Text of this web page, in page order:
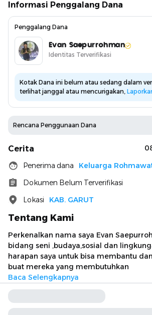
Informasi Penggalang Dana
Penggalang Dana
Evan Saepurrohman
Identitas Terverifikasi
Kotak Dana ini belum atau sedang dalam
terlihat janggal atau mencurigakan,
Rencana Penggunaan Dana
Cerita
Penerima dana
Keluarga
Dokumen Belum Terverifikasi
Lokasi
KAB. GARUT
Tentang Kami
Perkenalkan nama saya Evan
bidang seni ,budaya,sosial dan
harapan saya untuk bisa membantu
buat mereka yang membutuhkan
Baca Selengkapnya